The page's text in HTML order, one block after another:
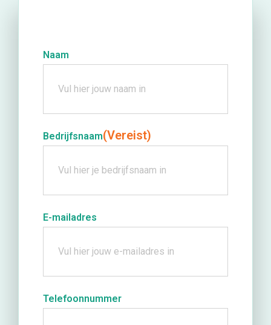
Naam
Bedrijfsnaam(Vereist)
E-mailadres
Telefoonnummer